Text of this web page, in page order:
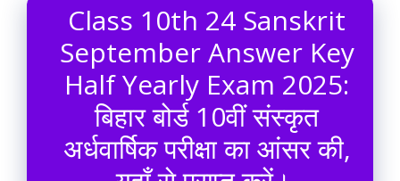
Class 10th 24 Sanskrit
September Answer Key
Half Yearly Exam 2025:
बिहार बोर्ड 10वीं संस्कृत
अर्धवार्षिक परीक्षा का आंसर की,